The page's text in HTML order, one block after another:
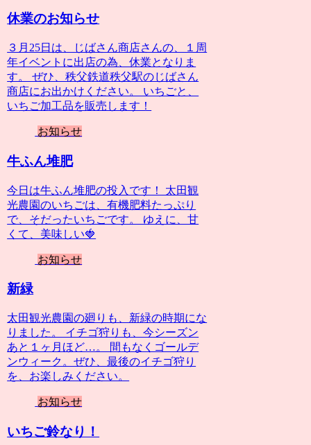
休業のお知らせ
３月25日は、じばさん商店さんの、１周
年イベントに出店の為、休業となりま
す。 ぜひ、秩父鉄道秩父駅のじばさん
商店にお出かけください。 いちごと、
いちご加工品を販売します！
お知らせ
牛ふん堆肥
今日は牛ふん堆肥の投入です！ 太田観
光農園のいちごは、有機肥料たっぷり
で、そだったいちごです。 ゆえに、甘
くて、美味しい🍓
お知らせ
新緑
太田観光農園の廻りも、新緑の時期にな
りました。 イチゴ狩りも、今シーズン
あと１ヶ月ほど…。 間もなくゴールデ
ンウィーク。ぜひ、最後のイチゴ狩り
を、お楽しみください。
お知らせ
いちご鈴なり！